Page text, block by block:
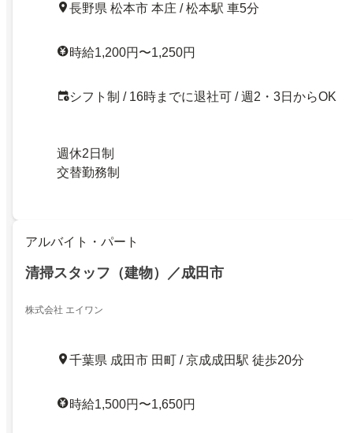
長野県 松本市 本庄 / 松本駅 車5分
時給1,200円〜1,250円
シフト制 / 16時までに退社可 / 週2・3日からOK
週休2日制
交替勤務制
アルバイト・パート
清掃スタッフ（建物）／成田市
株式会社 エイワン
千葉県 成田市 田町 / 京成成田駅 徒歩20分
時給1,500円〜1,650円